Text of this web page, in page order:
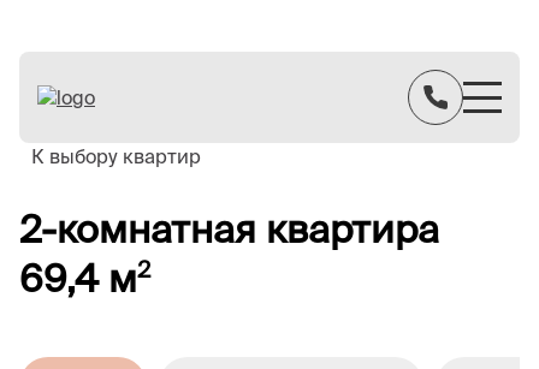
К выбору квартир
2-комнатная квартира
69,4 м2